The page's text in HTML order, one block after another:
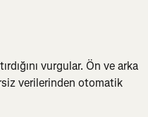
vurgular. Ön ve arka
verilerinden otomatik